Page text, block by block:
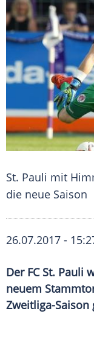
St. Pauli mit
die neue Saison
26.07.2017 -
Der FC St. Pauli
neuem
Zweitliga-Saison